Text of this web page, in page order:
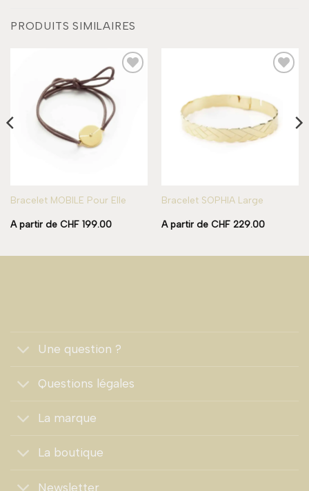
PRODUITS SIMILAIRES
Bracelet MOBILE Pour Elle
A partir de CHF199.00
Bracelet SOPHIA Large
A partir de CHF229.00
Une question ?
Questions légales
La marque
La boutique
Newsletter